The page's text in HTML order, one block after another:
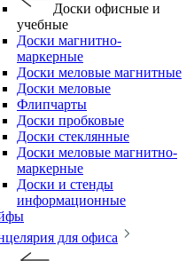
Доски офисные и
учебные
Доски магнитно-
маркерные
Доски меловые магнитные
Доски меловые
Флипчарты
Доски пробковые
Доски стеклянные
Доски меловые магнитно-
маркерные
Доски и стенды
информационные
для офиса